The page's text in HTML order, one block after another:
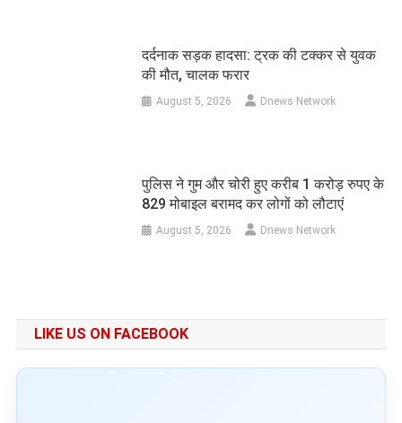
दर्दनाक सड़क हादसा: ट्रक की टक्कर से युवक
की मौत, चालक फरार
August 5, 2026 Dnews Network
पुलिस ने गुम और चोरी हुए करीब 1 करोड़ रुपए के
829 मोबाइल बरामद कर लोगों को लौटाएं
August 5, 2026 Dnews Network
LIKE US ON FACEBOOK